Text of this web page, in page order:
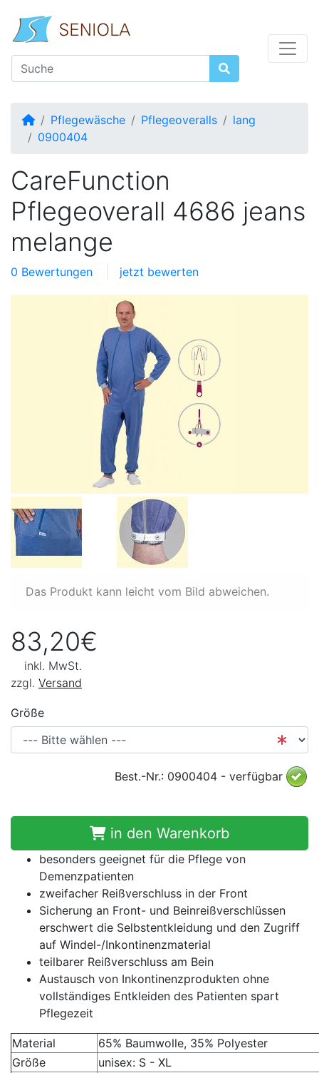
Startseite
Pflegewäsche Pflegeoveralls
lang
0900404
CareFunction
Pflegeoverall 4686 jeans
melange
0 Bewertungen jetzt bewerten
Das Produkt kann leicht vom Bild abweichen.
83,20€
inkl. MwSt.
zzgl. Versand
Größe
Best.-Nr.: 0900404 - verfügbar
in den Warenkorb
besonders geeignet für die Pflege von
Demenzpatienten
zweifacher Reißverschluss in der Front
Sicherung an Front- und Beinreißverschlüssen
erschwert die Selbstentkleidung und den Zugriff
auf Windel-/Inkontinenzmaterial
teilbarer Reißverschluss am Bein
Austausch von Inkontinenzprodukten ohne
vollständiges Entkleiden des Patienten spart
Pflegezeit
Material
65% Baumwolle, 35% Polyester
Größe
unisex: S - XL